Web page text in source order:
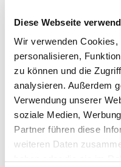
Diese Webseite
Wir verwenden
personalisieren,
zu können und die
analysieren. Außerdem
Verwendung unserer
soziale Medien,
Partner führen diese
weiteren Daten